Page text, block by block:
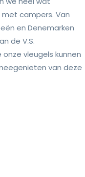
campers. Van
en Denemarken
de V.S.
vleugels kunnen
van deze